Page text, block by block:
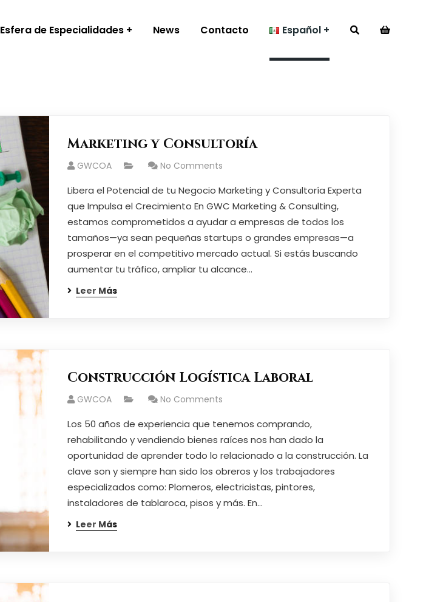
Esfera de Especialidades News Contacto Español
Marketing y Consultoría
GWCOA No Comments
Libera el Potencial de tu Negocio Marketing y Consultoría Experta
que Impulsa el Crecimiento En GWC Marketing & Consulting,
estamos comprometidos a ayudar a empresas de todos los
tamaños—ya sean pequeñas startups o grandes empresas—a
prosperar en el competitivo mercado actual. Si estás buscando
aumentar tu tráfico, ampliar tu alcance…
Leer Más
Construcción Logística Laboral
GWCOA No Comments
Los 50 años de experiencia que tenemos comprando,
rehabilitando y vendiendo bienes raíces nos han dado la
oportunidad de aprender todo lo relacionado a la construcción. La
clave son y siempre han sido los obreros y los trabajadores
especializados como: Plomeros, electricistas, pintores,
instaladores de tablaroca, pisos y más. En…
Leer Más